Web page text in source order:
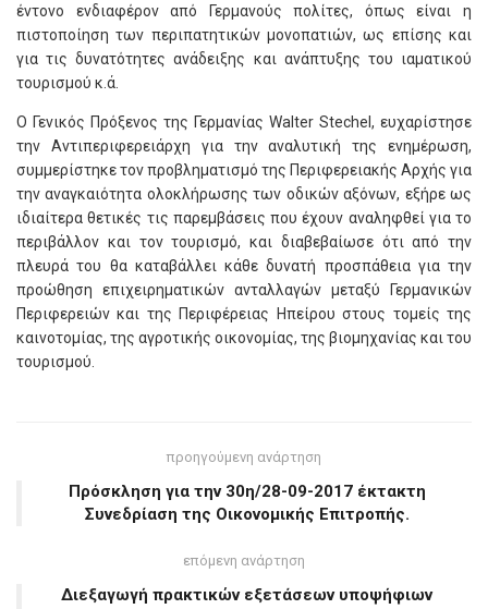
έντονο ενδιαφέρον από Γερμανούς πολίτες, όπως είναι η
πιστοποίηση των περιπατητικών μονοπατιών, ως επίσης και
για τις δυνατότητες ανάδειξης και ανάπτυξης του ιαματικού
τουρισμού κ.ά.
Ο Γενικός Πρόξενος της Γερμανίας Walter Stechel, ευχαρίστησε
την Αντιπεριφερειάρχη για την αναλυτική της ενημέρωση,
συμμερίστηκε τον προβληματισμό της Περιφερειακής Αρχής για
την αναγκαιότητα ολοκλήρωσης των οδικών αξόνων, εξήρε ως
ιδιαίτερα θετικές τις παρεμβάσεις που έχουν αναληφθεί για το
περιβάλλον και τον τουρισμό, και διαβεβαίωσε ότι από την
πλευρά του θα καταβάλλει κάθε δυνατή προσπάθεια για την
προώθηση επιχειρηματικών ανταλλαγών μεταξύ Γερμανικών
Περιφερειών και της Περιφέρειας Ηπείρου στους τομείς της
καινοτομίας, της αγροτικής οικονομίας, της βιομηχανίας και του
τουρισμού.
προηγούμενη ανάρτηση
Πρόσκληση για την 30η/28-09-2017 έκτακτη
Συνεδρίαση της Οικονομικής Επιτροπής.
επόμενη ανάρτηση
Διεξαγωγή πρακτικών εξετάσεων υποψήφιων